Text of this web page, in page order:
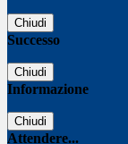
Chiudi
Successo
Chiudi
Informazione
Chiudi
Attendere...